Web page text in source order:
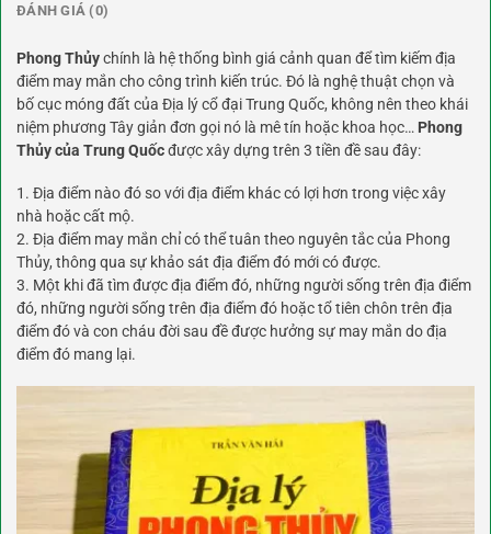
ĐÁNH GIÁ (0)
Phong Thủychính là hệ thống bình giá cảnh quan để tìm kiếm địa
điểm may mắn cho công trình kiến trúc. Đó là nghệ thuật chọn và
bố cục móng đất của Địa lý cổ đại Trung Quốc, không nên theo khái
niệm phương Tây giản đơn gọi nó là mê tín hoặc khoa học… Phong
Thủy của Trung Quốcđược xây dựng trên 3 tiền đề sau đây:
1. Địa điểm nào đó so với địa điểm khác có lợi hơn trong việc xây
nhà hoặc cất mộ.
2. Địa điểm may mắn chỉ có thể tuân theo nguyên tắc của Phong
Thủy, thông qua sự khảo sát địa điểm đó mới có được.
3. Một khi đã tìm được địa điểm đó, những người sống trên địa điểm
đó, những người sống trên địa điểm đó hoặc tổ tiên chôn trên địa
điểm đó và con cháu đời sau đề được hưởng sự may mắn do địa
điểm đó mang lại.